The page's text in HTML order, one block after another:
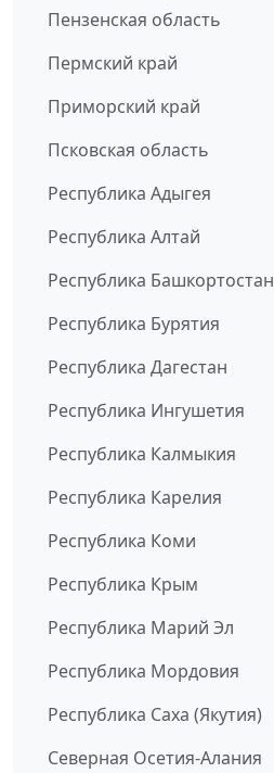
Пензенская область
Пермский край
Приморский край
Псковская область
Республика Адыгея
Республика Алтай
Республика Башкортостан
Республика Бурятия
Республика Дагестан
Республика Ингушетия
Республика Калмыкия
Республика Карелия
Республика Коми
Республика Крым
Республика Марий Эл
Республика Мордовия
Республика Саха (Якутия)
Северная Осетия-Алания